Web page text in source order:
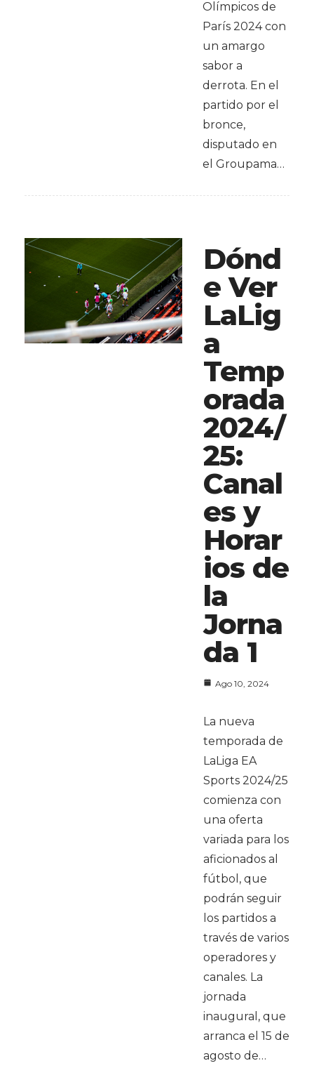
Olímpicos de
París 2024 con
un amargo
sabor a
derrota. En el
partido por el
bronce,
disputado en
el Groupama…
Dónd
e Ver
LaLig
a
Temp
orada
2024/
25:
Canal
es y
Horar
ios de
la
Jorna
da 1
Ago 10, 2024
La nueva
temporada de
LaLiga EA
Sports 2024/25
comienza con
una oferta
variada para los
aficionados al
fútbol, que
podrán seguir
los partidos a
través de varios
operadores y
canales. La
jornada
inaugural, que
arranca el 15 de
agosto de…